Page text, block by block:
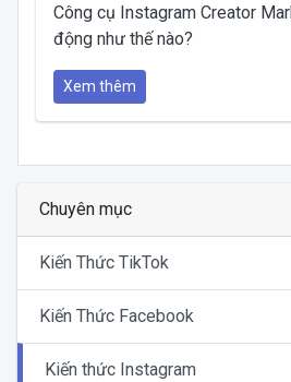
Công cụ Instagram Creator
động như thế nào?
Xem thêm
Chuyên mục
Kiến Thức TikTok
Kiến Thức Facebook
Kiến thức Instagram